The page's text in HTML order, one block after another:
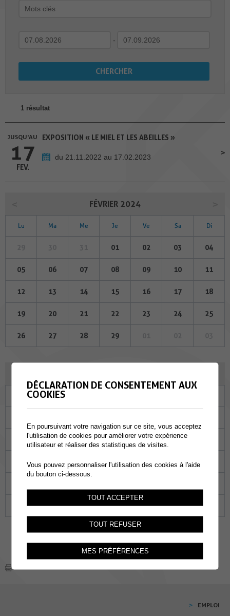
-
1 résultat
JUSQU'AU
17
FEV.
EXPOSITION « LE MIEL ET LES ABEILLES »
du 21.11.2022 au 17.02.2023
FÉVRIER 2024
Lu Ma Me Je Ve Sa Di
01 02 03 04
05 06 07 08 09 10 11
12 13 14 15 16 17 18
19 20 21 22 23 24 25
26 27 28 29
Ma
05 06 07 08 09
14 15 16
26 27 28 29 30
EMPLOI
DÉCLARATION DE CONSENTEMENT AUX
COOKIES
En poursuivant votre navigation sur ce site, vous acceptez
l'utilisation de cookies pour améliorer votre expérience
utilisateur et réaliser des statistiques de visites.
Vous pouvez personnaliser l'utilisation des cookies à l'aide
du bouton ci-dessous.
TOUT ACCEPTER
TOUT REFUSER
MES PRÉFÉRENCES